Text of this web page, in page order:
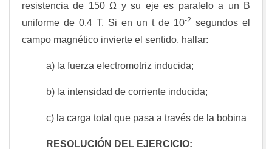
resistencia de 150 Ω y su eje es paralelo a un B
uniforme de 0.4 T. Si en un t de 10-2 segundos el
campo magnético invierte el sentido, hallar:
a) la fuerza electromotriz inducida;
b) la intensidad de corriente inducida;
c) la carga total que pasa a través de la bobina
RESOLUCIÓN DEL EJERCICIO: